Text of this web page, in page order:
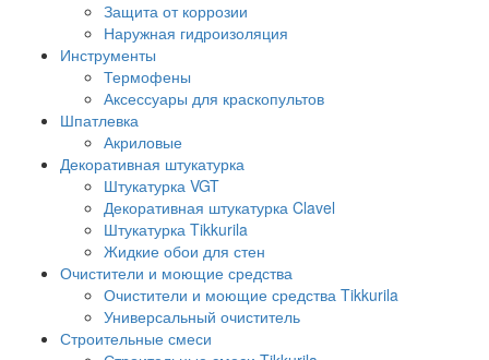
Защита от коррозии
Наружная гидроизоляция
Инструменты
Термофены
Аксессуары для краскопультов
Шпатлевка
Акриловые
Декоративная штукатурка
Штукатурка VGT
Декоративная штукатурка Clavel
Штукатурка Tikkurila
Жидкие обои для стен
Очистители и моющие средства
Очистители и моющие средства Tikkurila
Универсальный очиститель
Строительные смеси